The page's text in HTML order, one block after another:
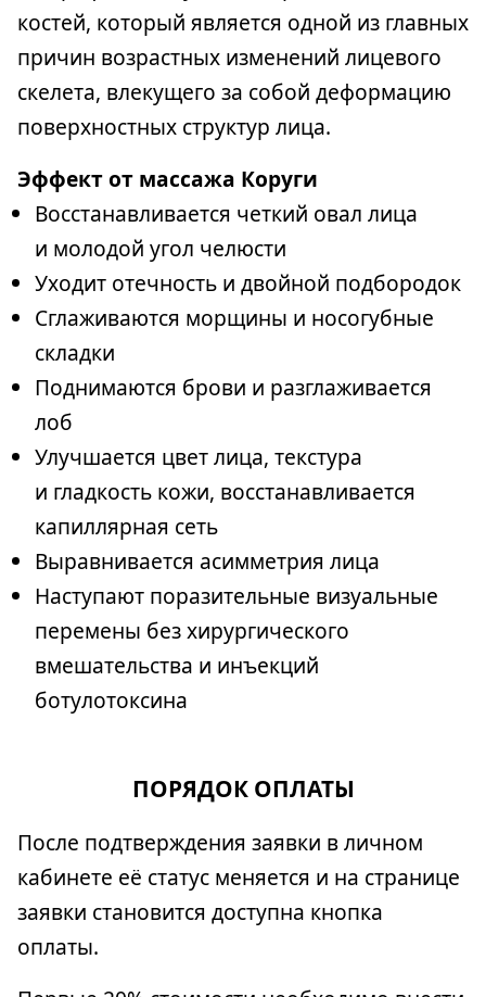
костей, который является одной из главных
причин возрастных изменений лицевого
скелета, влекущего за собой деформацию
поверхностных структур лица.
Эффект от массажа Коруги
Восстанавливается четкий овал лица
и молодой угол челюсти
Уходит отечность и двойной подбородок
Сглаживаются морщины и носогубные
складки
Поднимаются брови и разглаживается
лоб
Улучшается цвет лица, текстура
и гладкость кожи, восстанавливается
капиллярная сеть
Выравнивается асимметрия лица
Наступают поразительные визуальные
перемены без хирургического
вмешательства и инъекций
ботулотоксина
ПОРЯДОК ОПЛАТЫ
После подтверждения заявки в личном
кабинете её статус меняется и на странице
заявки становится доступна кнопка
оплаты.